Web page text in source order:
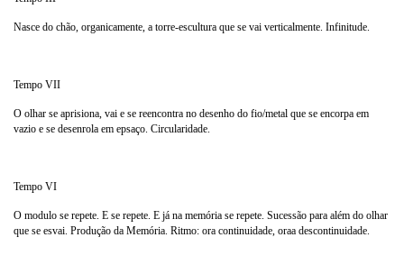
Nasce do chão, organicamente, a torre-escultura que se vai verticalmente. Infinitude.
Tempo VII
O olhar se aprisiona, vai e se reencontra no desenho do fio/metal que se encorpa em
vazio e se desenrola em epsaço. Circularidade.
Tempo VI
O modulo se repete. E se repete. E já na memória se repete. Sucessão para além do olhar
que se esvai. Produção da Memória. Ritmo: ora continuidade, oraa descontinuidade.